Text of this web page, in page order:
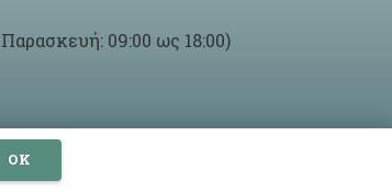
09:00 ως 18:00)
OK